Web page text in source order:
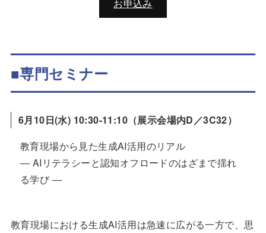
お申込み
■専門セミナー
6月10日(水) 10:30-11:10（展示会場内D／3C32）
教育現場から見た生成AI活用のリアル
― AIリテラシーと認知オフロードのはざまで揺れ
る学び ―
教育現場における生成AI活用は急速に広がる一方で、思